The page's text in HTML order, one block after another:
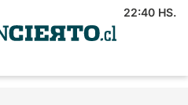
22:40 HS.